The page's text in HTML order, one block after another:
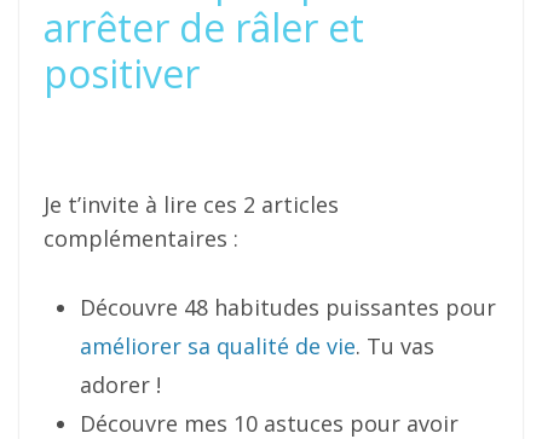
arrêter de râler et
positiver
Je t’invite à lire ces 2 articles
complémentaires :
Découvre 48 habitudes puissantes pour
améliorer sa qualité de vie. Tu vas
adorer !
Découvre mes 10 astuces pour avoir